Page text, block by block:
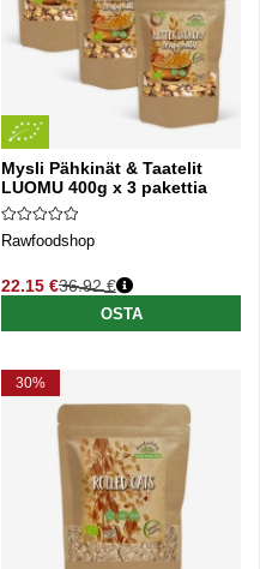
Mysli Pähkinät & Taatelit
LUOMU 400g x 3 pakettia
Rawfoodshop
22.15 €
Normaali hinta
36.92 €
OSTA
30%